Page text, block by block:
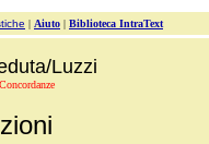
| Aiuto | Biblioteca IntraText
Luzzi